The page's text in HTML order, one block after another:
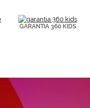
GARANTIA 360 KIDS